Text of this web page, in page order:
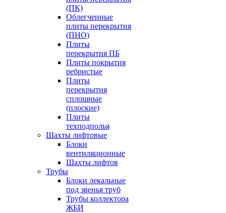
(ПК)
Облегченные
плиты перекрытия
(ПНО)
Плиты
перекрытия ПБ
Плиты покрытия
ребристые
Плиты
перекрытия
сплошные
(плоские)
Плиты
техподполья
Шахты лифтовые
Блоки
вентиляционные
Шахты лифтов
Трубы
Блоки лекальные
под звенья труб
Трубы коллектора
ЖБИ